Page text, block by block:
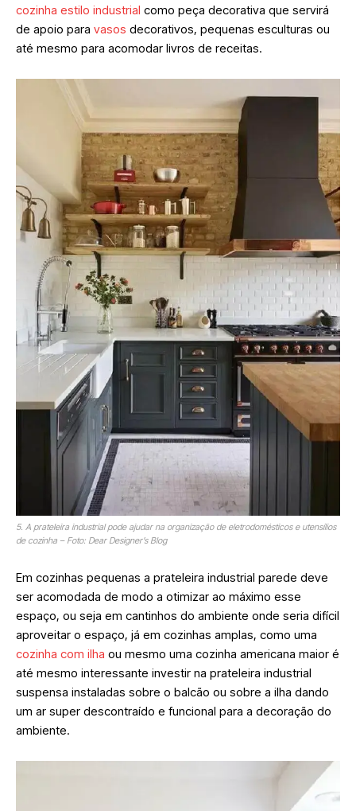
cozinha estilo industrial como peça decorativa que servirá
de apoio para vasos decorativos, pequenas esculturas ou
até mesmo para acomodar livros de receitas.
5. A prateleira industrial pode ajudar na organização de eletrodomésticos e utensílios
de cozinha – Foto: Dear Designer’s Blog
Em cozinhas pequenas a prateleira industrial parede deve
ser acomodada de modo a otimizar ao máximo esse
espaço, ou seja em cantinhos do ambiente onde seria difícil
aproveitar o espaço, já em cozinhas amplas, como uma
cozinha com ilha ou mesmo uma cozinha americana maior é
até mesmo interessante investir na prateleira industrial
suspensa instaladas sobre o balcão ou sobre a ilha dando
um ar super descontraído e funcional para a decoração do
ambiente.